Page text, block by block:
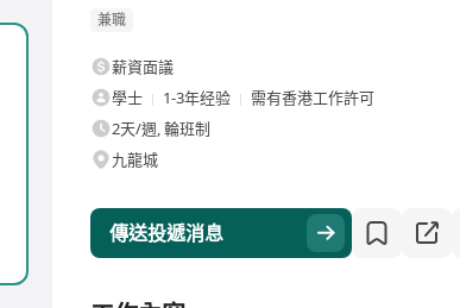
兼職
薪資面議
學士
1-3年经验
需有香港工作許可
2天/週, 輪班制
九龍城
傳送投遞消息